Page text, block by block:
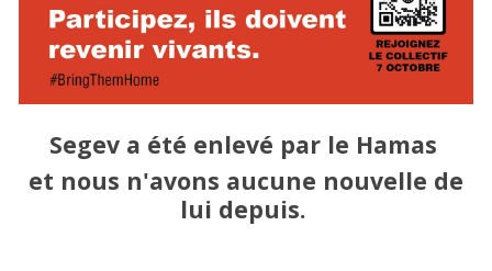
Segev a été enlevé par le Hamas
et nous n'avons aucune nouvelle de
lui depuis.